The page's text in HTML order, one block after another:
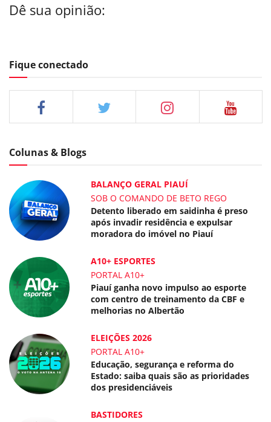
Dê sua opinião:
Fique conectado
Colunas & Blogs
BALANÇO GERAL PIAUÍ
SOB O COMANDO DE BETO REGO
Detento liberado em saidinha é preso
após invadir residência e expulsar
moradora do imóvel no Piauí
A10+ ESPORTES
PORTAL A10+
Piauí ganha novo impulso ao esporte
com centro de treinamento da CBF e
melhorias no Albertão
ELEIÇÕES 2026
PORTAL A10+
Educação, segurança e reforma do
Estado: saiba quais são as prioridades
dos presidenciáveis
BASTIDORES